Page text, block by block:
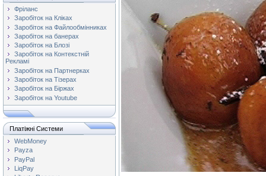
Фріланс
Заробіток на Кліках
Заробіток на Файлообмінниках
Заробіток на банерах
Заробіток на Блозі
Заробіток на Контекстній
Рекламі
Заробіток на Партнерках
Заробіток на Тізерах
Заробіток на Біржах
Заробіток на Youtube
Платіжні Системи
WebMoney
Payza
PayPal
LiqPay